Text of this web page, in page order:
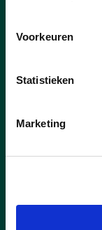
Voorkeuren
Statistieken
Marketing